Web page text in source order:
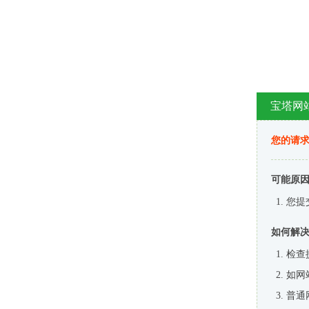
宝塔网
您的请
可能原
您提
如何解
检查
如网
普通